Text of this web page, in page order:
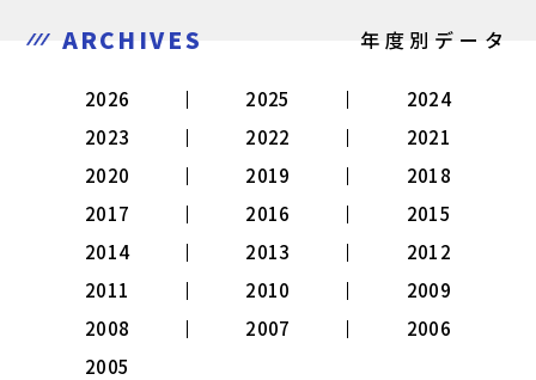
ARCHIVES 年度別データ
2026 2025
2024
2023
2022
2021
2020
2019
2018
2017
2016
2015
2014
2013
2012
2011
2010
2009
2008
2007
2006
2005